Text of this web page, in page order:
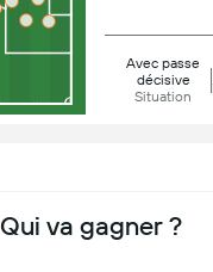
Avec passe
décisive
Situation
Qui va gagner ?